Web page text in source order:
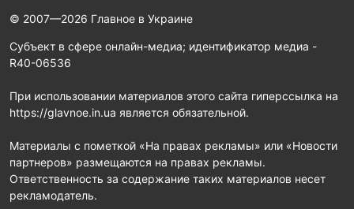
© 2007—2026 Главное в Украине
Субъект в сфере онлайн-медиа; идентификатор медиа -
R40-06536
При использовании материалов этого сайта гиперссылка на
https://glavnoe.in.ua является обязательной.
Материалы с пометкой «На правах рекламы» или «Новости
партнеров» размещаются на правах рекламы.
Ответственность за содержание таких материалов несет
рекламодатель.